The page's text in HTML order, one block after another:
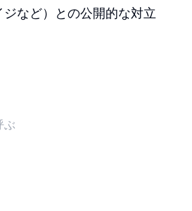
など）との公開的な対立
ぶ